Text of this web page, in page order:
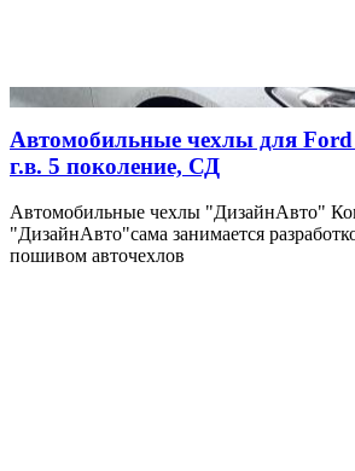
Автомобильные чехлы для Ford
г.в. 5 поколение, СД
Автомобильные чехлы "ДизайнАвто"
"ДизайнАвто"сама занимается
пошивом авточехлов